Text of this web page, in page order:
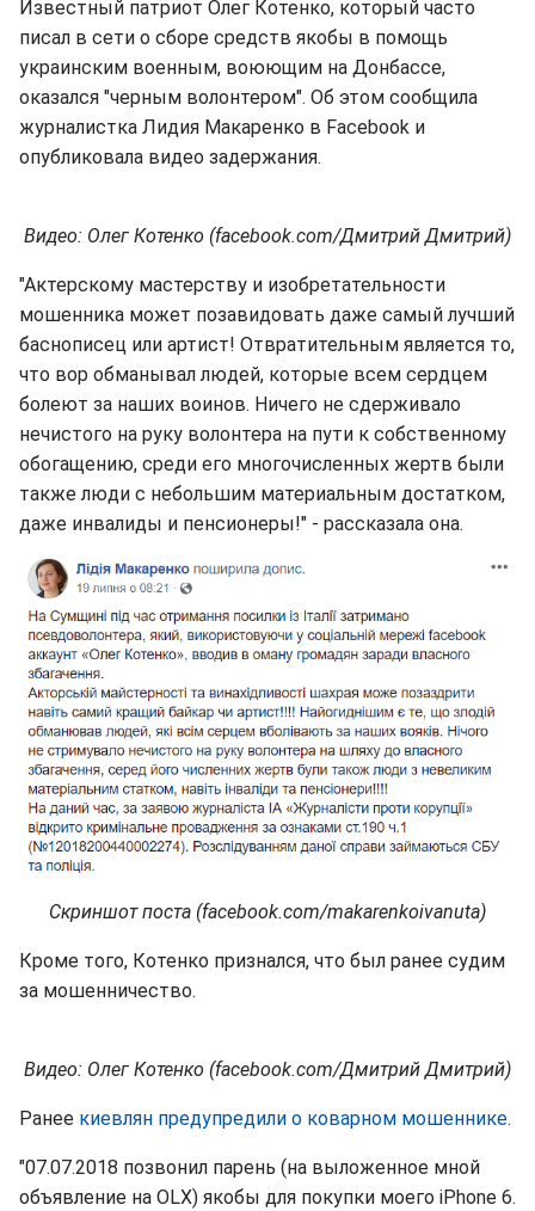
Известный патриот Олег Котенко, который часто
писал в сети о сборе средств якобы в помощь
украинским военным, воюющим на Донбассе,
оказался "черным волонтером". Об этом сообщила
журналистка Лидия Макаренко в Facebook и
опубликовала видео задержания.
Видео: Олег Котенко (facebook.com/Дмитрий Дмитрий)
"Актерскому мастерству и изобретательности
мошенника может позавидовать даже самый лучший
баснописец или артист! Отвратительным является то,
что вор обманывал людей, которые всем сердцем
болеют за наших воинов. Ничего не сдерживало
нечистого на руку волонтера на пути к собственному
обогащению, среди его многочисленных жертв были
также люди с небольшим материальным достатком,
даже инвалиды и пенсионеры!" - рассказала она.
Скриншот поста (facebook.com/makarenkoivanuta)
Кроме того, Котенко признался, что был ранее судим
за мошенничество.
Видео: Олег Котенко (facebook.com/Дмитрий Дмитрий)
Ранее киевлян предупредили о коварном мошеннике.
"07.07.2018 позвонил парень (на выложенное мной
объявление на OLX) якобы для покупки моего iPhone 6.